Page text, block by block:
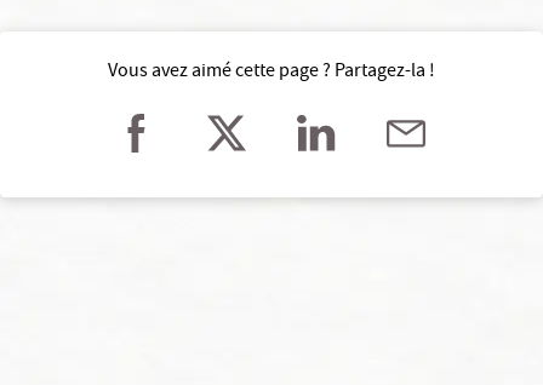
Vous avez aimé cette page ? Partagez-la !